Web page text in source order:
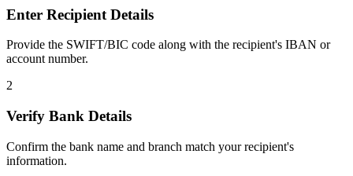
Enter Recipient Details
Provide the SWIFT/BIC code along with the recipient's IBAN or
account number.
2
Verify Bank Details
Confirm the bank name and branch match your recipient's
information.